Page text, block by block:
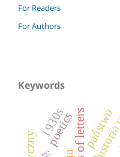
For Readers
For Authors
Keywords
państwo
poetics
1930s